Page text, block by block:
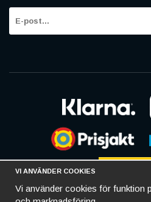
VI ANVÄNDER COOKIES
Vi använder cookies för funktion